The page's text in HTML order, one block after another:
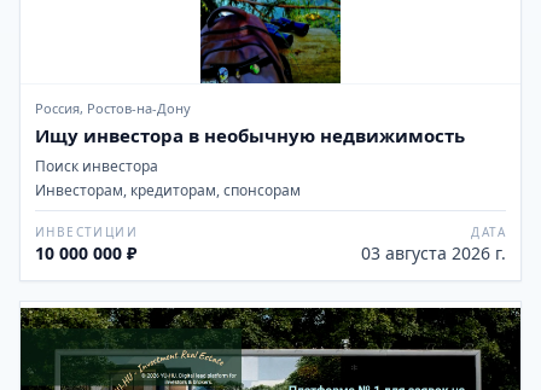
Россия, Ростов-на-Дону
Ищу инвестора в необычную недвижимость
Поиск инвестора
Инвесторам, кредиторам, спонсорам
ИНВЕСТИЦИИ
10 000 000 ₽
ДАТА
03 августа 2026 г.